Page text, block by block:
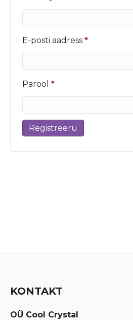
E-posti aadress *Nõutud
Parool *Nõutud
Registreeru
KONTAKT
OÜ Cool Crystal